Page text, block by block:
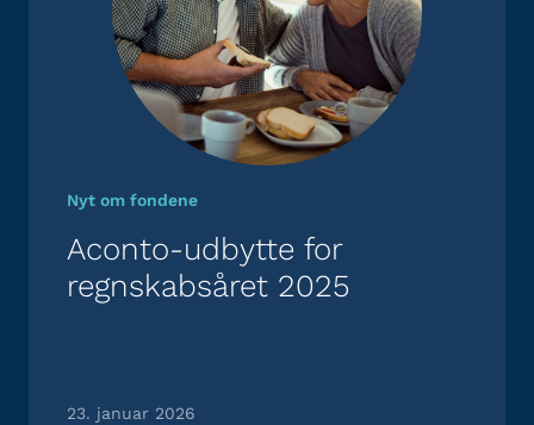
Nyt om fondene
Aconto-udbytte for
regnskabsåret 2025
23. januar 2026